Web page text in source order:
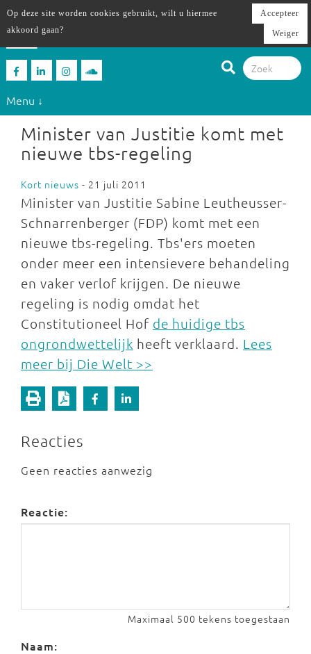
Menu ↓
Minister van Justitie komt met
nieuwe tbs-regeling
Kort nieuws - 21 juli 2011
Minister van Justitie Sabine Leutheusser-
Schnarrenberger (FDP) komt met een
nieuwe tbs-regeling. Tbs'ers moeten
onder meer een intensievere behandeling
en vaker verlof krijgen. De nieuwe
regeling is nodig omdat het
Constitutioneel Hof de huidige tbs
ongrondwettelijk heeft verklaard. Lees
meer bij Die Welt >>
Reacties
Geen reacties aanwezig
Reactie:
Maximaal 500 tekens toegestaan
Naam:
Op deze site worden cookies gebruikt, wilt u hiermee
akkoord gaan?
Accepteer
Weiger